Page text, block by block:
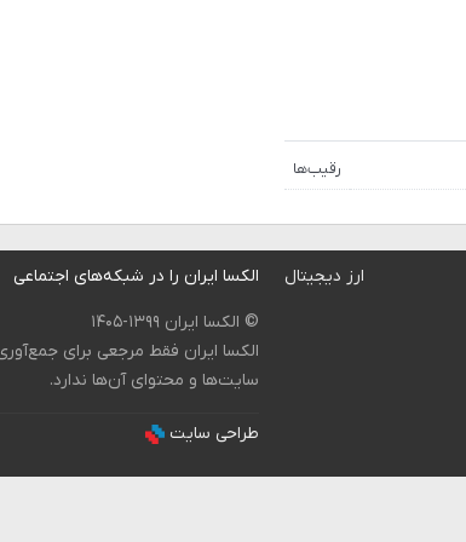
رقیب‌ها
ارز دیجیتال
الکسا ایران را در شبکه‌های اجتماعی
© الکسا ایران ۱۳۹۹-۱۴۰۵
الکسا ایران فقط مرجعی برای
سایت‌ها و محتوای آن‌ها ندارد.
طراحی سایت